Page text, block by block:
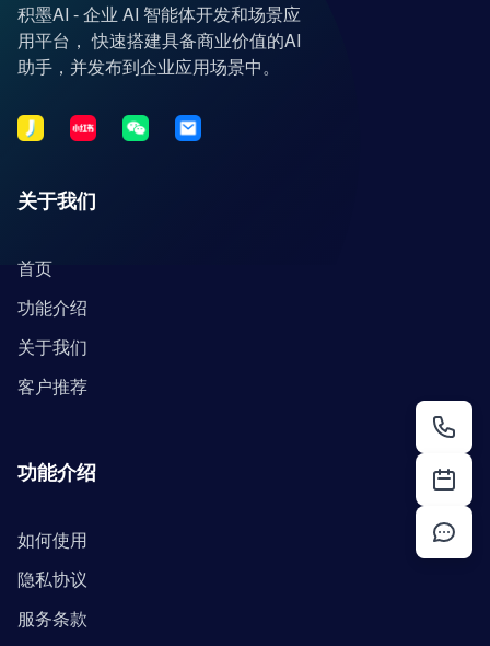
积墨AI - 企业 AI 智能体开发和场景应
用平台， 快速搭建具备商业价值的AI
助手，并发布到企业应用场景中。
关于我们
首页
功能介绍
关于我们
客户推荐
功能介绍
如何使用
隐私协议
服务条款